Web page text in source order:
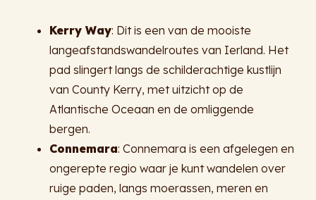
Kerry Way: Dit is een van de mooiste
langeafstandswandelroutes van Ierland. Het
pad slingert langs de schilderachtige kustlijn
van County Kerry, met uitzicht op de
Atlantische Oceaan en de omliggende
bergen.
Connemara: Connemara is een afgelegen en
ongerepte regio waar je kunt wandelen over
ruige paden, langs moerassen, meren en